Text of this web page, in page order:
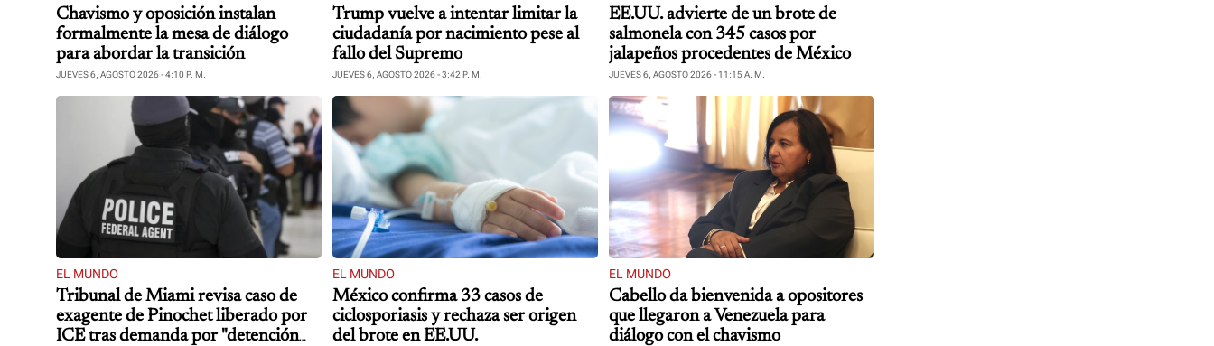
Chavismo y oposición instalan
formalmente la mesa de diálogo
para abordar la transición
JUEVES 6, AGOSTO 2026 - 4:10 P. M.
Trump vuelve a intentar limitar la
ciudadanía por nacimiento pese al
fallo del Supremo
JUEVES 6, AGOSTO 2026 - 3:42 P. M.
EE.UU. advierte de un brote de
salmonela con 345 casos por
jalapeños procedentes de México
JUEVES 6, AGOSTO 2026 - 11:15 A. M.
EL MUNDO
Tribunal de Miami revisa caso de
exagente de Pinochet liberado por
ICE tras demanda por "detención
EL MUNDO
México confirma 33 casos de
ciclosporiasis y rechaza ser origen
del brote en EE.UU.
EL MUNDO
Cabello da bienvenida a opositores
que llegaron a Venezuela para
diálogo con el chavismo